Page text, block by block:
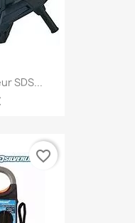
SDS...
favorite_border